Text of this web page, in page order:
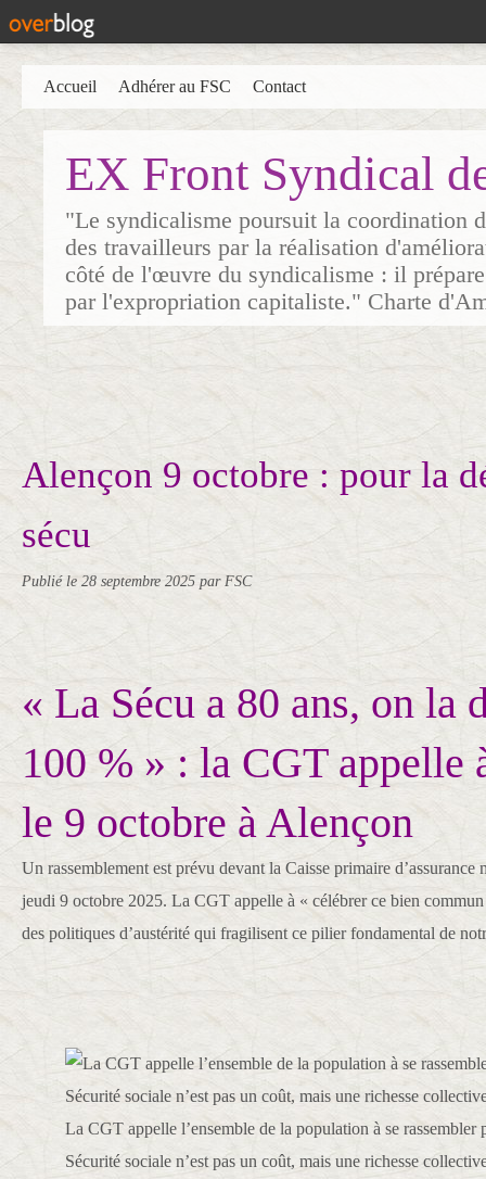
EX Front Syndical
"Le syndicalisme poursuit la coordination
des travailleurs par la réalisation
côté de l'œuvre du syndicalisme : il
par l'expropriation capitaliste." Charte
Accueil Adhérer au FSC Contact
Alençon 9 octobre : pour la
sécu
Publié le 28 septembre 2025 par FSC
« La Sécu a 80 ans, on la
100 % » : la CGT appelle
le 9 octobre à Alençon
Un rassemblement est prévu devant la Caisse primaire d’assurance
jeudi 9 octobre 2025. La CGT appelle à « célébrer ce bien
des politiques d’austérité qui fragilisent ce pilier fondamental de
La CGT appelle l’ensemble de la population à se rassembler
Sécurité sociale n’est pas un coût, mais une richesse